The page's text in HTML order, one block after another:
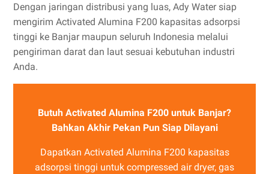
Dengan jaringan distribusi yang luas, Ady Water siap
mengirim Activated Alumina F200 kapasitas adsorpsi
tinggi ke Banjar maupun seluruh Indonesia melalui
pengiriman darat dan laut sesuai kebutuhan industri
Anda.
Butuh Activated Alumina F200 untuk Banjar?
Bahkan Akhir Pekan Pun Siap Dilayani
Dapatkan Activated Alumina F200 kapasitas
adsorpsi tinggi untuk compressed air dryer, gas